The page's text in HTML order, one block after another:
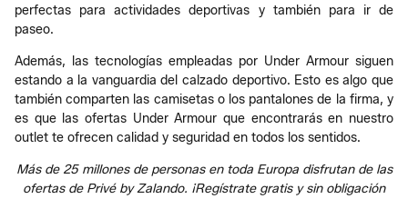
perfectas para actividades deportivas y también para ir de
paseo.
Además, las tecnologías empleadas por Under Armour siguen
estando a la vanguardia del calzado deportivo. Esto es algo que
también comparten las camisetas o los pantalones de la firma, y
es que las ofertas Under Armour que encontrarás en nuestro
outlet te ofrecen calidad y seguridad en todos los sentidos.
Más de 25 millones de personas en toda Europa disfrutan de las
ofertas de Privé by Zalando. ¡Regístrate gratis y sin obligación